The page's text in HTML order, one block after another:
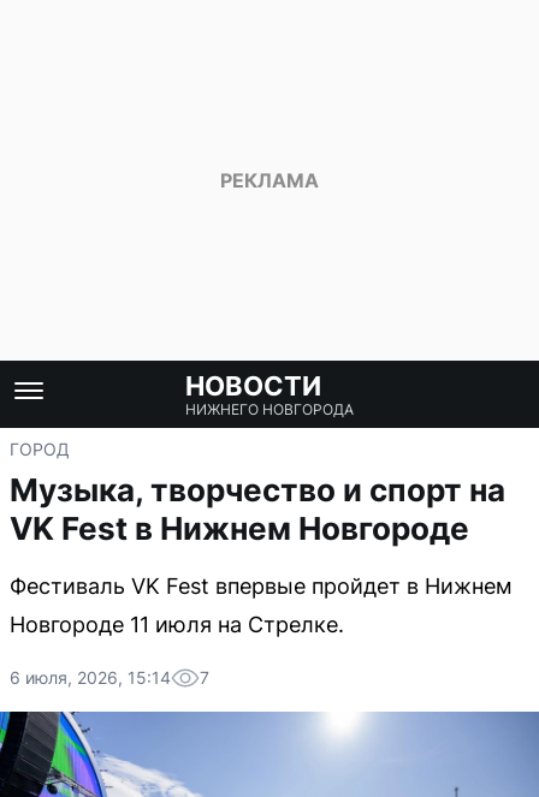
НОВОСТИ
НИЖНЕГО НОВГОРОДА
ГОРОД
Музыка, творчество и спорт на
VK Fest в Нижнем Новгороде
Фестиваль VK Fest впервые пройдет в Нижнем
Новгороде 11 июля на Стрелке.
6 июля, 2026, 15:14 7